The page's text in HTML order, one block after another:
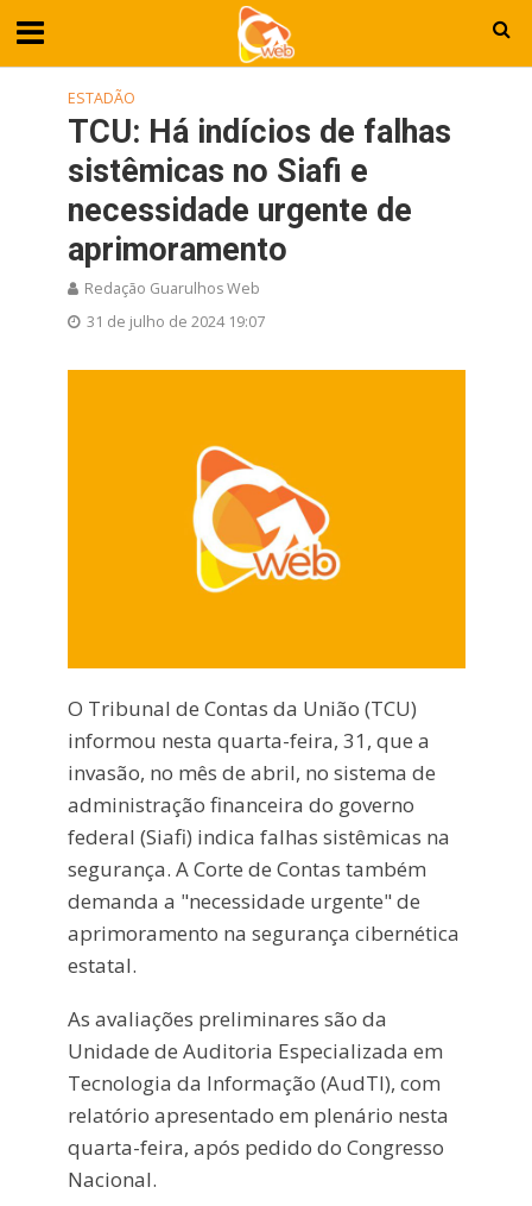
ESTADÃO
TCU: Há indícios de falhas
sistêmicas no Siafi e
necessidade urgente de
aprimoramento
Redação Guarulhos Web
31 de julho de 2024 19:07
O Tribunal de Contas da União (TCU)
informou nesta quarta-feira, 31, que a
invasão, no mês de abril, no sistema de
administração financeira do governo
federal (Siafi) indica falhas sistêmicas na
segurança. A Corte de Contas também
demanda a "necessidade urgente" de
aprimoramento na segurança cibernética
estatal.
As avaliações preliminares são da
Unidade de Auditoria Especializada em
Tecnologia da Informação (AudTI), com
relatório apresentado em plenário nesta
quarta-feira, após pedido do Congresso
Nacional.